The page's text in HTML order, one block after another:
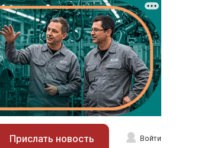
Прислать новость Войти